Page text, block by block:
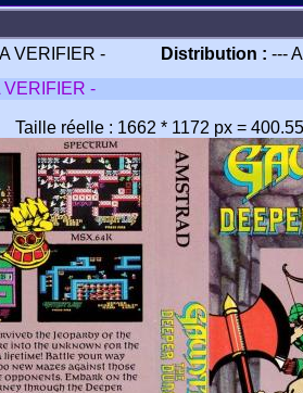
VERIFIER - Distribution : ---
VERIFIER -
Taille réelle : 1662 * 1172 px =